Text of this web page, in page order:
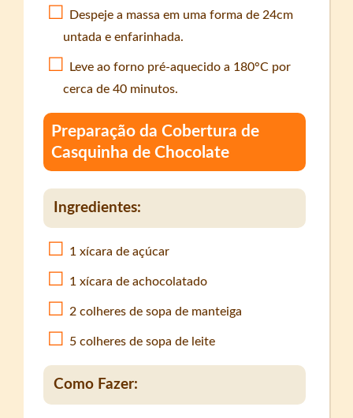
Despeje a massa em uma forma de 24cm
untada e enfarinhada.
Leve ao forno pré-aquecido a 180°C por
cerca de 40 minutos.
Preparação da Cobertura de
Casquinha de Chocolate
Ingredientes:
1 xícara de açúcar
1 xícara de achocolatado
2 colheres de sopa de manteiga
5 colheres de sopa de leite
Como Fazer: